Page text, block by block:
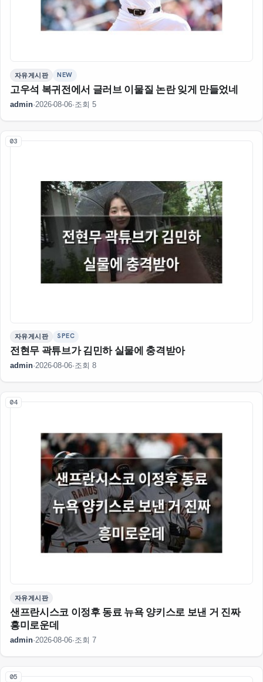
자유게시판 NEW
고우석 복귀전에서 글러브 이물질 논란 잊게 만들었네
admin·2026-08-06·조회 5
03
자유게시판 SPEC
전현무 곽튜브가 김민하 실물에 충격받아
admin·2026-08-06·조회 8
04
자유게시판
샌프란시스코 이정후 동료 뉴욕 양키스로 보낸 거 진짜
흥미로운데
admin·2026-08-06·조회 7
05